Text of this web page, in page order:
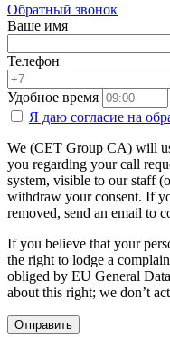
Обратный звонок
Ваше имя
Телефон
Удобное время
Я даю согласие на
We (CET Group CA) will
you regarding your call
system, visible to our staff
withdraw your consent. If
removed, send an email to
If you believe that your
the right to lodge a
obliged by EU General
about this right; we don’t
Отправить